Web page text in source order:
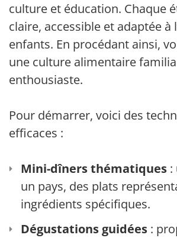
culture et éducation. Chaque
claire, accessible et adaptée à
enfants. En procédant ainsi,
une culture alimentaire
enthousiaste.
Pour démarrer, voici des
efficaces :
Mini-dîners thématiques :
un pays, des plats
ingrédients spécifiques.
Dégustations guidées :